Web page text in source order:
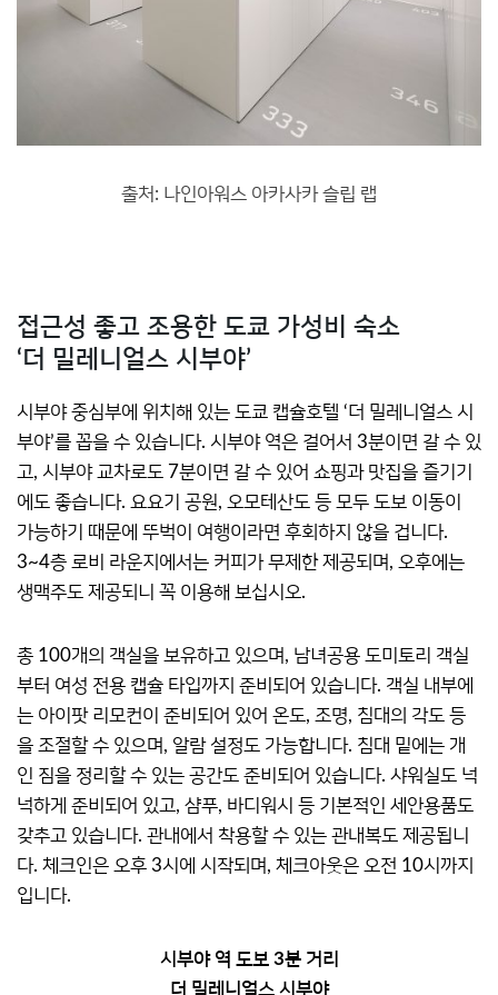
출처: 나인아워스 아카사카 슬립 랩
접근성 좋고 조용한 도쿄 가성비 숙소
‘더 밀레니얼스 시부야’
시부야 중심부에 위치해 있는 도쿄 캡슐호텔 ‘더 밀레니얼스 시
부야’를 꼽을 수 있습니다. 시부야 역은 걸어서 3분이면 갈 수 있
고, 시부야 교차로도 7분이면 갈 수 있어 쇼핑과 맛집을 즐기기
에도 좋습니다. 요요기 공원, 오모테산도 등 모두 도보 이동이
가능하기 때문에 뚜벅이 여행이라면 후회하지 않을 겁니다.
3~4층 로비 라운지에서는 커피가 무제한 제공되며, 오후에는
생맥주도 제공되니 꼭 이용해 보십시오.
총 100개의 객실을 보유하고 있으며, 남녀공용 도미토리 객실
부터 여성 전용 캡슐 타입까지 준비되어 있습니다. 객실 내부에
는 아이팟 리모컨이 준비되어 있어 온도, 조명, 침대의 각도 등
을 조절할 수 있으며, 알람 설정도 가능합니다. 침대 밑에는 개
인 짐을 정리할 수 있는 공간도 준비되어 있습니다. 샤워실도 넉
넉하게 준비되어 있고, 샴푸, 바디워시 등 기본적인 세안용품도
갖추고 있습니다. 관내에서 착용할 수 있는 관내복도 제공됩니
다. 체크인은 오후 3시에 시작되며, 체크아웃은 오전 10시까지
입니다.
시부야 역 도보 3분 거리
더 밀레니얼스 시부야